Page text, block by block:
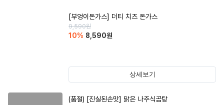
[부엉이돈가스] 더티 치즈 돈가스
9,590원
10% 8,590원
상세보기
(품절) [진실된손맛] 맑은 나주식곰탕